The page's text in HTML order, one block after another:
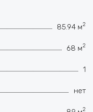
85.94 м2
68 м2
1
нет
2